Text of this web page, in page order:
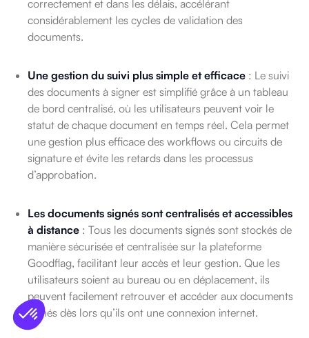
correctement et dans les délais, accélérant
considérablement les cycles de validation des
documents.
Une gestion du suivi plus simple et efficace : Le suivi
des documents à signer est simplifié grâce à un tableau
de bord centralisé, où les utilisateurs peuvent voir le
statut de chaque document en temps réel. Cela permet
une gestion plus efficace des workflows ou circuits de
signature et évite les retards dans les processus
d’approbation.
Les documents signés sont centralisés et accessibles
à distance : Tous les documents signés sont stockés de
manière sécurisée et centralisée sur la plateforme
Goodflag, facilitant leur accès et leur gestion. Que les
utilisateurs soient au bureau ou en déplacement, ils
peuvent facilement retrouver et accéder aux documents
signés dès lors qu’ils ont une connexion internet.